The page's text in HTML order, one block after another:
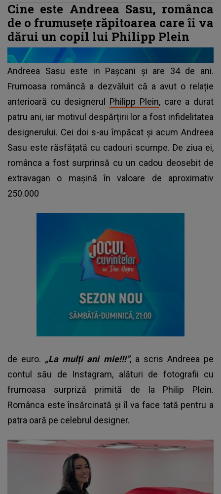
Cine este Andreea Sasu, românca
de o frumusețe răpitoarea care îi va
dărui un copil lui Philipp Plein
Andreea Sasu este in Pașcani și are 34 de ani.
Frumoasa româncă a dezvăluit că a avut o relație
anterioară cu designerul Philipp Plein, care a durat
patru ani, iar motivul despărțirii lor a fost infidelitatea
designerului. Cei doi s-au împăcat și acum Andreea
Sasu este răsfățată cu cadouri scumpe. De ziua ei,
românca a fost surprinsă cu un cadou deosebit de
extravagan o mașină în valoare de aproximativ
250.000
de euro. „La mulți ani mie!!!”, a scris Andreea pe
contul său de Instagram, alături de fotografii cu
frumoasa surpriză primită de la Philip Plein.
Românca este însărcinată și îl va face tată pentru a
patra oară pe celebrul designer.